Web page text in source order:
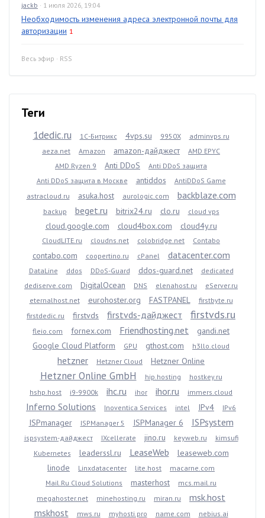
jackb · 1 июля 2026, 19:04
Необходимость изменения адреса электронной почты для
авторизации 1
Весь эфир · RSS
Теги
1dedic.ru 1С-Битрикс 4vps.su 9950X
adminvps.ru
aeza.net
Amazon amazon-дайджест
AMD EPYC
AMD Ryzen 9
Anti DDoS
Anti DDoS защита
Anti DDoS защита в Москве
antiddos
AntiDDoS Game
astracloud.ru
asuka.host aurologic.com backblaze.com
backup beget.ru bitrix24.ru clo.ru cloud vps
cloud.google.com cloud4box.com cloud4y.ru
CloudLITE.ru cloudns.net colobridge.net Contabo
contabo.com coopertino.ru cPanel datacenter.com
DataLine ddos DDoS-Guard ddos-guard.net
dedicated
dediserve.com
DigitalOcean DNS elenahost.ru
eServer.ru
eternalhost.net
eurohoster.org FASTPANEL
firstbyte.ru
firstdedic.ru
firstvds firstvds-дайджест firstvds.ru
fleio.com fornex.com Friendhosting.net
gandi.net
Google Cloud Platform
GPU gthost.com h3llo.cloud
hetzner Hetzner Cloud Hetzner Online
Hetzner Online GmbH hip.hosting
hostkey.ru
hshp.host
i9-9900k ihc.ru ihor ihor.ru immers.cloud
Inferno Solutions Inoventica Services intel IPv4 IPv6
ISPmanager ISPManager 5 ISPManager 6 ISPsystem
ispsystem-дайджест IXcellerate jino.ru keyweb.ru
kimsufi
Kubernetes
leaderssl.ru LeaseWeb
leaseweb.com
linode
Linxdatacenter lite.host
macarne.com
Mail.Ru Cloud Solutions
masterhost
mcs.mail.ru
megahoster.net
minehosting.ru miran.ru
msk.host
mskhost
mws.ru myhosti.pro name.com nebius.ai